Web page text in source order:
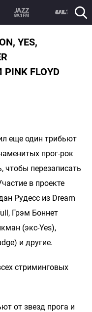
YES,
FLOYD
еще один трибьют
прог-рок
чтобы перезаписать
в проекте
Рудесс из Dream
Грэм Боннет
(экс-Yes),
и другие.
стриминговых
от звезд прога и